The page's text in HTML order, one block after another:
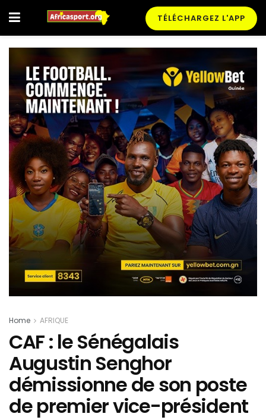
TÉLÉCHARGEZ L'APP
Home AFRIQUE
CAF : le Sénégalais
Augustin Senghor
démissionne de son poste
de premier vice-président